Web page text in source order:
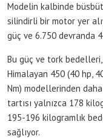
Modelin kalbinde
silindirli bir motor yer
güç ve 6.750 devranda
Bu güç ve tork
Himalayan 450 (40 hp,
Nm) modellerinden
tartısı yalnızca 178
195-196 kilogramlık
sağlıyor.